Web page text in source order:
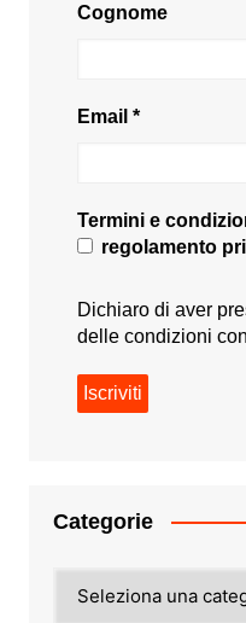
Cognome
Email *
Termini e
regolamento
Dichiaro di aver
delle condizioni
Categorie